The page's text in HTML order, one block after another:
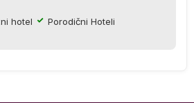
hotel Porodični Hoteli